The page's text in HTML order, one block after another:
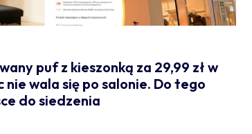
puf z kieszonką za 29,99 zł w
nie wala się po salonie. Do tego
do siedzenia